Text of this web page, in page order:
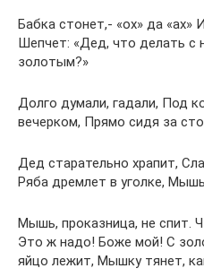
Бабка стонет,- «ох» да «ах»
Шепчет: «Дед, что делать с
золотым?»
Долго думали, гадали, Под
вечерком, Прямо сидя за
Дед старательно храпит,
Ряба дремлет в уголке,
Мышь, проказница, не спит.
Это ж надо! Боже мой! С
яйцо лежит, Мышку тянет,